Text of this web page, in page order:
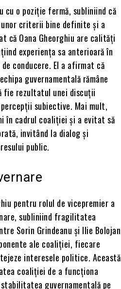
cu o poziție fermă, subliniind că
unor criterii bine definite și a
că Oana Gheorghiu are calități
experiența sa anterioară în
conducere. El a afirmat că
guvernamentală rămâne
fie rezultatul unei discuții
subiective. Mai mult,
în cadrul coaliției și a evitat să
invitând la dialog și
public.
pentru rolul de vicepremier a
subliniind fragilitatea
Sorin Grindeanu și Ilie Bolojan
ale coaliției, fiecare
interesele politice. Această
coaliției de a funcționa
guvernamentală pe